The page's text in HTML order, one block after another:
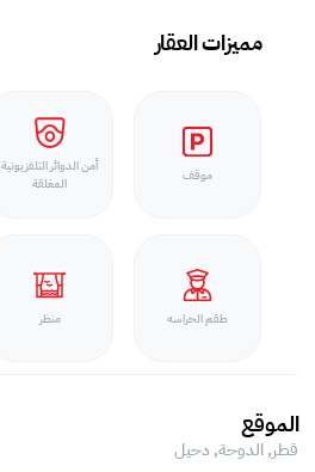
مميزات العقار
موقف
أمن الدوائر التلفزيونية
المغلقة
طقم الحراسه منظر
الموقع
قطر, الدوحة, دحيل